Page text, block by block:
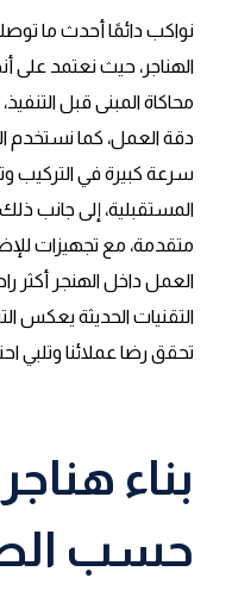
نواكب دائمًا أحدث ما
الهناجر، حيث نعتمد على
محاكاة المبنى قبل
دقة العمل، كما نستخدم
سرعة كبيرة في التركيب
المستقبلية، إلى جانب
متقدمة، مع تجهيزات
العمل داخل الهنجر أكثر
التقنيات الحديثة يعكس
تحقق رضا عملائنا وتلبي
بناء
حسب